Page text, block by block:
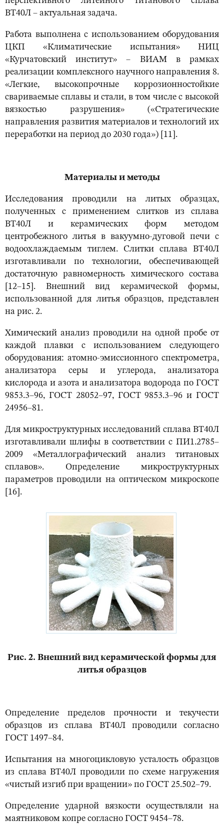
ВТ40Л ‒ актуальная задача.
Работа выполнена с использованием оборудования
ЦКП «Климатические испытания» НИЦ
«Курчатовский институт» – ВИАМ в рамках
реализации комплексного научного направления 8.
«Легкие, высокопрочные коррозионностойкие
свариваемые сплавы и стали, в том числе с высокой
вязкостью разрушения» («Стратегические
направления развития материалов и технологий их
переработки на период до 2030 года») [11].
Материалы и методы
Исследования проводили на литых образцах,
полученных с применением слитков из сплава
ВТ40Л и керамических форм методом
центробежного литья в вакуумно-дуговой печи с
водоохлаждаемым тиглем. Слитки сплава ВТ40Л
изготавливали по технологии, обеспечивающей
достаточную равномерность химического состава
[12–15]. Внешний вид керамической формы,
использованной для литья образцов, представлен
на рис. 2.
Химический анализ проводили на одной пробе от
каждой плавки с использованием следующего
оборудования: атомно-эмиссионного спектрометра,
анализатора серы и углерода, анализатора
кислорода и азота и анализатора водорода по ГОСТ
9853.3–96, ГОСТ 28052–97, ГОСТ 9853.3–96 и ГОСТ
24956–81.
Для микроструктурных исследований сплава ВТ40Л
изготавливали шлифы в соответствии с ПИ1.2785–
2009 «Металлографический анализ титановых
сплавов». Определение микроструктурных
параметров проводили на оптическом микроскопе
[16].
Рис. 2. Внешний вид керамической формы для
литья образцов
Определение пределов прочности и текучести
образцов из сплава ВТ40Л проводили согласно
ГОСТ 1497–84.
Испытания на многоцикловую усталость образцов
из сплава ВТ40Л проводили по схеме нагружения
«чистый изгиб при вращении» по ГОСТ 25.502–79.
Определение ударной вязкости осуществляли на
маятниковом копре согласно ГОСТ 9454–78.